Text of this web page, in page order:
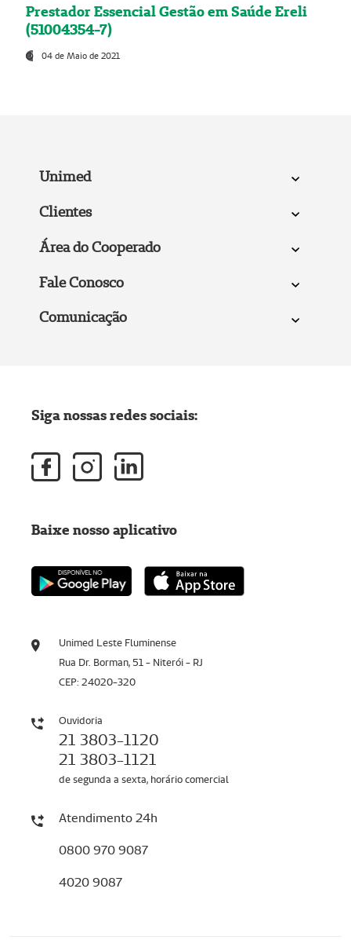
Prestador Essencial Gestão em Saúde Ereli
(51004354-7)
04 de Maio de 2021
Unimed
Clientes
Área do Cooperado
Fale Conosco
Comunicação
Unimed Leste Fluminense
Rua Dr. Borman, 51 - Niterói - RJ
CEP: 24020-320
Ouvidoria
21 3803-1120
21 3803-1121
de segunda a sexta, horário comercial
Atendimento 24h
0800 970 9087
4020 9087
Siga nossas redes sociais:
Baixe nosso aplicativo